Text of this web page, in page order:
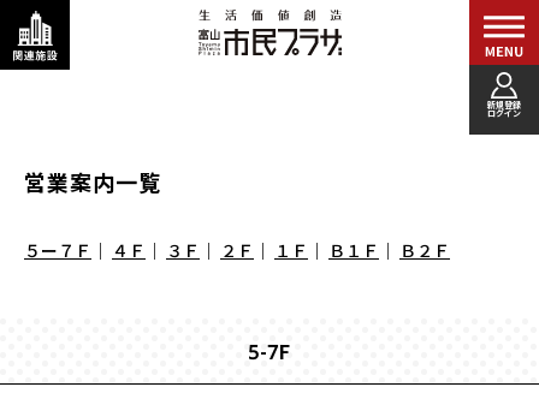
新規登録
ログイン
営業案内一覧
５ー７Ｆ ｜ ４Ｆ ｜ ３Ｆ ｜ ２Ｆ ｜ １Ｆ ｜ Ｂ１Ｆ ｜ Ｂ２Ｆ
5-7F